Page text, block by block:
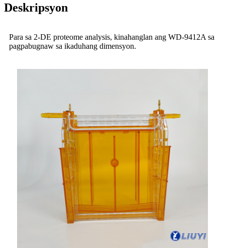
Deskripsyon
Para sa 2-DE proteome analysis, kinahanglan ang WD-9412A sa
pagpabugnaw sa ikaduhang dimensyon.